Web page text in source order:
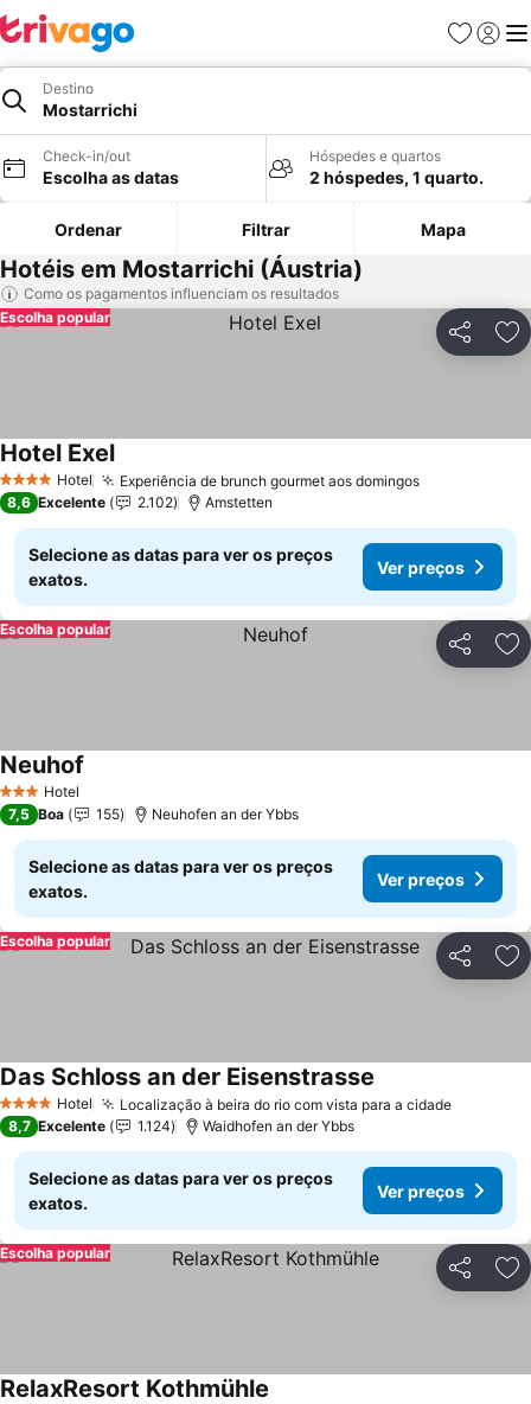
Favoritos
Iniciar
Destino
Mostarrichi
Check-in/out
Escolha as datas
Hóspedes e quartos
2 hóspedes, 1 quarto.
Ordenar Filtrar Mapa
Hotéis em Mostarrichi (Áustria)
Como os pagamentos influenciam os resultados
Partilhar
Escolha popular
4 EstrelasHotel Experiência de brunch gourmet aos domingos
Hotel Exel
8,6 Excelente 2.102 Amstetten
Selecione as datas para ver os preços
exatos.
Ver preços
Partilhar
Escolha popular
3 EstrelasHotel
Neuhof
7,5 Boa 155 Neuhofen an der Ybbs
Selecione as datas para ver os preços
exatos.
Ver preços
Partilhar
Escolha popular
4 EstrelasHotel Localização à beira do rio com vista para a cidade
Das Schloss an der Eisenstrasse
8,7 Excelente 1.124 Waidhofen an der Ybbs
Selecione as datas para ver os preços
exatos.
Ver preços
Partilhar
Escolha popular
RelaxResort Kothmühle